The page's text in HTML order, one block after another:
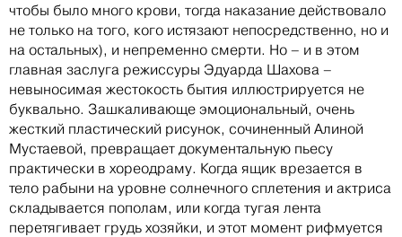
чтобы было много крови, тогда наказание действовало
не только на того, кого истязают непосредственно, но и
на остальных), и непременно смерти. Но – и в этом
главная заслуга режиссуры Эдуарда Шахова –
невыносимая жестокость бытия иллюстрируется не
буквально. Зашкаливающе эмоциональный, очень
жесткий пластический рисунок, сочиненный Алиной
Мустаевой, превращает документальную пьесу
практически в хореодраму. Когда ящик врезается в
тело рабыни на уровне солнечного сплетения и актриса
складывается пополам, или когда тугая лента
перетягивает грудь хозяйки, и этот момент рифмуется